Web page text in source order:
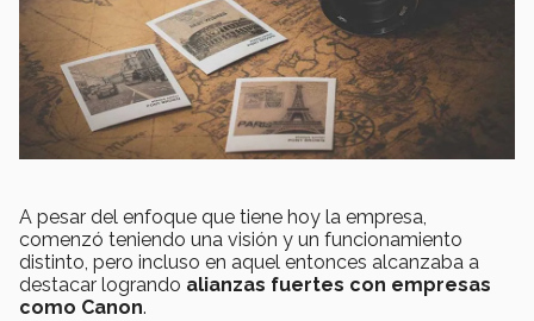
A pesar del enfoque que tiene hoy la empresa,
comenzó teniendo una visión y un funcionamiento
distinto, pero incluso en aquel entonces alcanzaba a
destacar logrando alianzas fuertes con empresas
como Canon.